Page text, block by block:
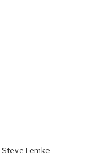
Steve Lemke